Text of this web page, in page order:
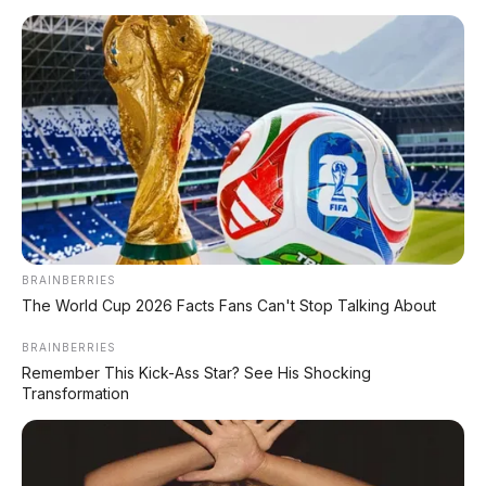
📸 Dashboard dan jok kemudi – modern dengan setir kanan
khas Indonesia
🔋 Baterai Monster 290,4 kWh,
Cas Cuma 75 Menit
BRAINBERRIES
The World Cup 2026 Facts Fans Can't Stop Talking About
BRAINBERRIES
Remember This Kick-Ass Star? See His Shocking
Transformation